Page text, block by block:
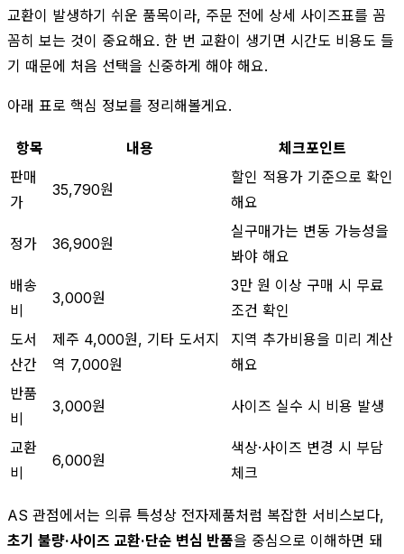
교환이 발생하기 쉬운 품목이라, 주문 전에 상세 사이즈표를 꼼
꼼히 보는 것이 중요해요. 한 번 교환이 생기면 시간도 비용도 들
기 때문에 처음 선택을 신중하게 해야 해요.
아래 표로 핵심 정보를 정리해볼게요.
항목 내용
체크포인트
판매
가
35,790원
할인 적용가 기준으로 확인
해요
정가 36,900원
실구매가는 변동 가능성을
봐야 해요
배송
비
3,000원
3만 원 이상 구매 시 무료
조건 확인
도서
산간
제주 4,000원, 기타 도서지
역 7,000원
지역 추가비용을 미리 계산
해요
반품
비
3,000원 사이즈 실수 시 비용 발생
교환
비
6,000원
색상·사이즈 변경 시 부담
체크
AS 관점에서는 의류 특성상 전자제품처럼 복잡한 서비스보다,
초기 불량·사이즈 교환·단순 변심 반품을 중심으로 이해하면 돼